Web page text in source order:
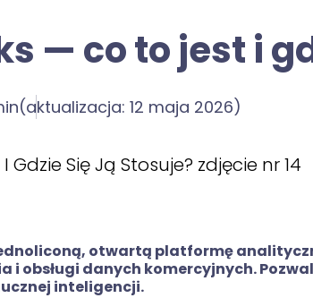
— co to jest i
(aktualizacja: 12 maja 2026)
otwartą platformę
obsługi danych komercyjnych.
inteligencji.